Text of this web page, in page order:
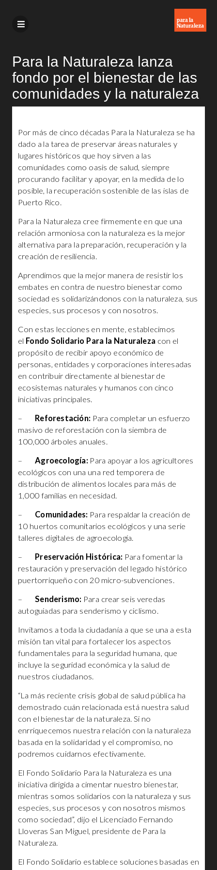
Para la Naturaleza lanza
fondo por el bienestar de las
comunidades y la naturaleza
Por más de cinco décadas Para la Naturaleza se ha
dado a la tarea de preservar áreas naturales y
lugares históricos que hoy sirven a las
comunidades como oasis de salud, siempre
procurando facilitar y apoyar, en la medida de lo
posible, la recuperación sostenible de las islas de
Puerto Rico.
Para la Naturaleza cree firmemente en que una
relación armoniosa con la naturaleza es la mejor
alternativa para la preparación, recuperación y la
creación de resiliencia.
Aprendimos que la mejor manera de resistir los
embates en contra de nuestro bienestar como
sociedad es solidarizándonos con la naturaleza, sus
especies, sus procesos y con nosotros.
Con estas lecciones en mente, establecimos
el Fondo Solidario Para la Naturaleza con el
propósito de recibir apoyo económico de
personas, entidades y corporaciones interesadas
en contribuir directamente al bienestar de
ecosistemas naturales y humanos con cinco
iniciativas principales.
–
Reforestación: Para completar un esfuerzo
masivo de reforestación con la siembra de
100,000 árboles anuales.
–Agroecología: Para apoyar a los agricultores
ecológicos con una una red temporera de
distribución de alimentos locales para más de
1,000 familias en necesidad.
– Comunidades: Para respaldar la creación de
10 huertos comunitarios ecológicos y una serie
talleres digitales de agroecología.
–
Preservación Histórica: Para fomentar la
restauración y preservación del legado histórico
puertorriqueño con 20 micro-subvenciones.
–Senderismo: Para crear seis veredas
autoguiadas para senderismo y ciclismo.
Invitamos a toda la ciudadanía a que se una a esta
misión tan vital para fortalecer los aspectos
fundamentales para la seguridad humana, que
incluye la seguridad económica y la salud de
nuestros ciudadanos.
“La más reciente crisis global de salud pública ha
demostrado cuán relacionada está nuestra salud
con el bienestar de la naturaleza. Si no
enrriquecemos nuestra relación con la naturaleza
basada en la solidaridad y el compromiso, no
podremos cuidarnos efectivamente.
El Fondo Solidario Para la Naturaleza es una
iniciativa dirigida a cimentar nuestro bienestar,
mientras somos solidarios con la naturaleza y sus
especies, sus procesos y con nosotros mismos
como sociedad”, dijo el Licenciado Fernando
Lloveras San Miguel, presidente de Para la
Naturaleza.
El Fondo Solidario establece soluciones basadas en